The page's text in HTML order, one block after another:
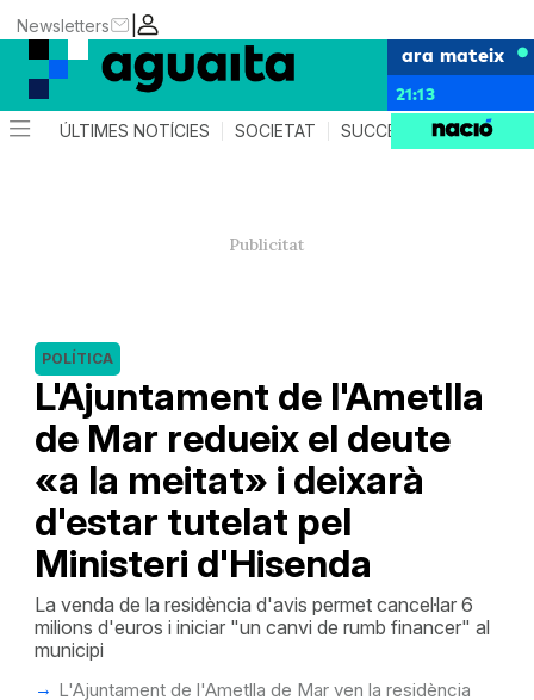
|
Newsletters
ara mateix
21:13
ÚLTIMES NOTÍCIES SOCIETAT SUCCESSOS AGENDA
L'Ajuntament de l'Ametlla
de Mar redueix el deute
«a la meitat» i deixarà
d'estar tutelat pel
Ministeri d'Hisenda
POLÍTICA
La venda de la residència d'avis permet cancel·lar 6
milions d'euros i iniciar "un canvi de rumb financer" al
municipi
L'Ajuntament de l'Ametlla de Mar ven la residència